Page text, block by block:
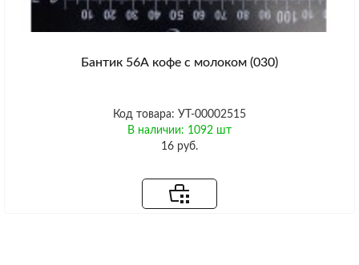
Бантик 56А кофе с молоком (030)
Код товара: УТ-00002515
В наличии: 1092 шт
16 руб.